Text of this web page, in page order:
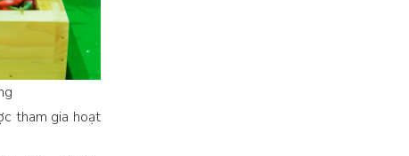
tham gia hoạt